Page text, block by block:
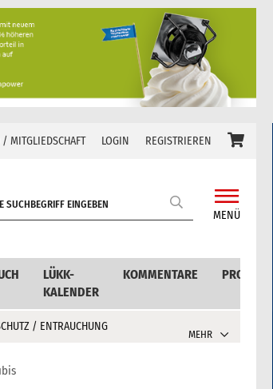
MITGLIEDSCHAFT LOGIN REGISTRIEREN
MENÜ
LÜKK-
KALENDER
KOMMENTARE PRODUKTE
/ ENTRAUCHUNG
MEHR